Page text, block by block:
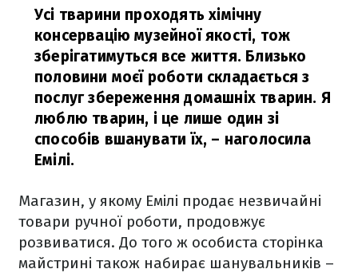
Усі тварини проходять хімічну
консервацію музейної якості, тож
зберігатимуться все життя. Близько
половини моєї роботи складається з
послуг збереження домашніх тварин. Я
люблю тварин, і це лише один зі
способів вшанувати їх, – наголосила
Емілі.
Магазин, у якому Емілі продає незвичайні
товари ручної роботи, продовжує
розвиватися. До того ж особиста сторінка
майстрині також набирає шанувальників –